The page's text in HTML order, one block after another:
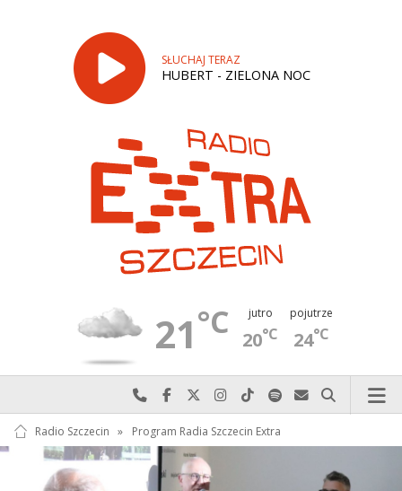
SŁUCHAJ TERAZ
HUBERT - ZIELONA NOC
21°C jutro
20°C
pojutrze
24°C
Najlepiej po prostu do nas zadzwoń
Odwiedź nas na Facebook-u
Odwiedź nas na X
Odwiedź nas na Instagram-ie
Odwiedź nas na TikTok-u
Szukaj nas na Spotify
Wyślij do nas
Szukaj
Radio Szczecin » Program Radia Szczecin Extra